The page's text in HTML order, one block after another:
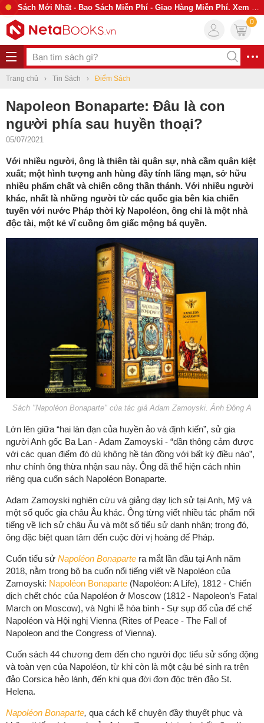
Sách Mới Nhất - Bao Sách Miễn Phí - Giao Hàng Miễn Phí. Xem Ngay
0
Trang chủ Tin Sách Điểm Sách
Napoleon Bonaparte: Đâu là con
người phía sau huyền thoại?
05/07/2021
Với nhiều người, ông là thiên tài quân sự, nhà cầm quân kiệt
xuất; một hình tượng anh hùng đầy tính lãng mạn, sở hữu
nhiều phẩm chất và chiến công thần thánh. Với nhiều người
khác, nhất là những người từ các quốc gia bên kia chiến
tuyến với nước Pháp thời kỳ Napoléon, ông chỉ là một nhà
độc tài, một kẻ vĩ cuồng ôm giấc mộng bá quyền.
Sách "Napoléon Bonaparte" của tác giả Adam Zamoyski. Ảnh Đông A
Lớn lên giữa “hai làn đạn của huyền ảo và định kiến”, sử gia
người Anh gốc Ba Lan - Adam Zamoyski - “dần thông cảm được
với các quan điểm đó dù không hề tán đồng với bất kỳ điều nào”,
như chính ông thừa nhận sau này. Ông đã thể hiện cách nhìn
riêng qua cuốn sách Napoléon Bonaparte.
Adam Zamoyski nghiên cứu và giảng dạy lịch sử tại Anh, Mỹ và
một số quốc gia châu Âu khác. Ông từng viết nhiều tác phẩm nổi
tiếng về lịch sử châu Âu và một số tiểu sử danh nhân; trong đó,
ông đặc biệt quan tâm đến cuộc đời vị hoàng đế Pháp.
Cuốn tiểu sử Napoléon Bonaparte ra mắt lần đầu tại Anh năm
2018, nằm trong bộ ba cuốn nổi tiếng viết về Napoléon của
Zamoyski: Napoléon Bonaparte (Napoléon: A Life), 1812 - Chiến
dịch chết chóc của Napoléon ở Moscow (1812 - Napoleon’s Fatal
March on Moscow), và Nghi lễ hòa bình - Sự sụp đổ của đế chế
Napoléon và Hội nghị Vienna (Rites of Peace - The Fall of
Napoleon and the Congress of Vienna).
Cuốn sách 44 chương đem đến cho người đọc tiểu sử sống động
và toàn vẹn của Napoléon, từ khi còn là một cậu bé sinh ra trên
đảo Corsica hẻo lánh, đến khi qua đời đơn độc trên đảo St.
Helena.
Napoléon Bonaparte, qua cách kể chuyện đầy thuyết phục và